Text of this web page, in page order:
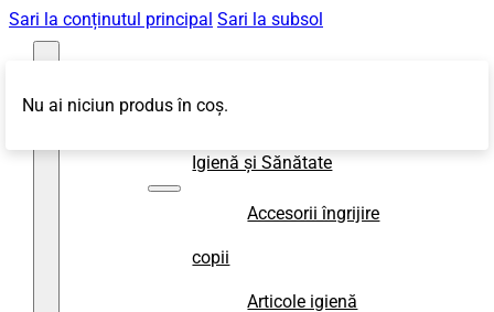
Sari la conținutul principal Sari la subsol
Igienă și Sănătate
Accesorii îngrijire
copii
Articole igienă
Nu ai niciun produs în coș.